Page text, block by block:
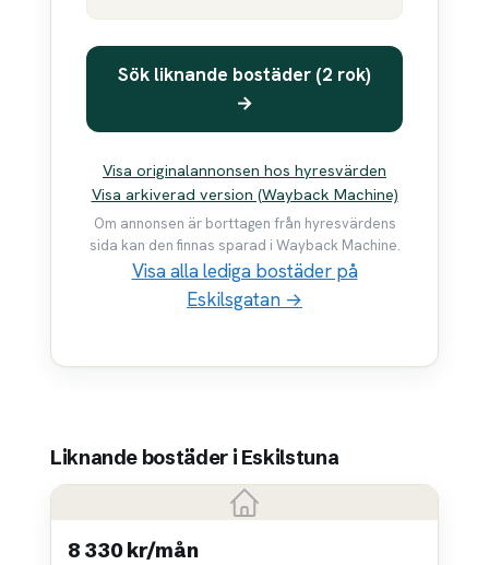
Sök liknande bostäder (2 rok)
→
Visa originalannonsen hos hyresvärden
Visa arkiverad version (Wayback Machine)
Om annonsen är borttagen från hyresvärdens
sida kan den finnas sparad i Wayback Machine.
Visa alla lediga bostäder på
Eskilsgatan →
Liknande bostäder i Eskilstuna
8 330 kr/mån